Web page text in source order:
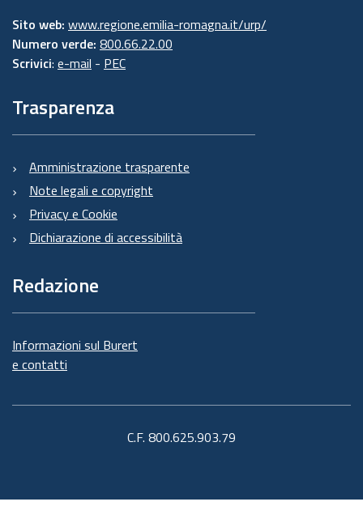
Sito web: www.regione.emilia-romagna.it/urp/
Numero verde: 800.66.22.00
Scrivici: e-mail - PEC
Trasparenza
Amministrazione trasparente
Note legali e copyright
Privacy e Cookie
Dichiarazione di accessibilità
Redazione
Informazioni sul Burert
e contatti
C.F. 800.625.903.79